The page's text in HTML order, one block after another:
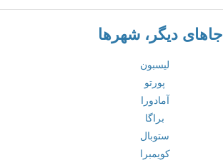
جاهای دیگر، شهرها
لیسبون
پورتو
آمادورا
براگا
ستوبال
کویمبرا